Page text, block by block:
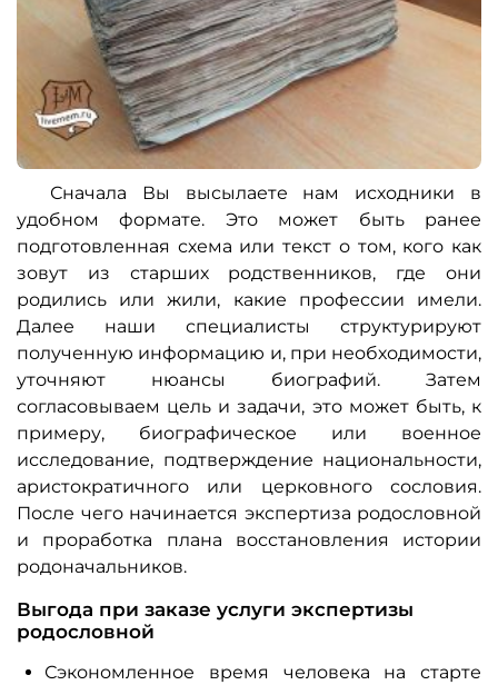
Сначала Вы высылаете нам исходники в
удобном формате. Это может быть ранее
подготовленная схема или текст о том, кого как
зовут из старших родственников, где они
родились или жили, какие профессии имели.
Далее наши специалисты структурируют
полученную информацию и, при необходимости,
уточняют нюансы биографий. Затем
согласовываем цель и задачи, это может быть, к
примеру, биографическое или военное
исследование, подтверждение национальности,
аристократичного или церковного сословия.
После чего начинается экспертиза родословной
и проработка плана восстановления истории
родоначальников.
Выгода при заказе услуги экспертизы
родословной
Сэкономленное время человека на старте